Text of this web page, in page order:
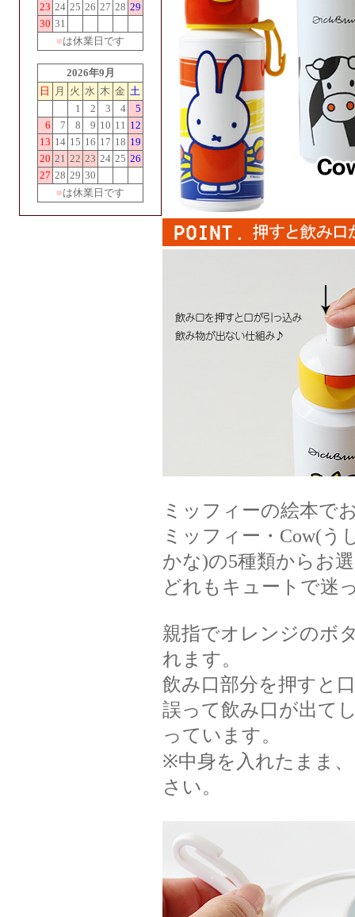
23 24 25 26 27 28 29
30 31
■は休業日です
2026年9月
日
月 火 水 木 金 土
1
2 3 4
5
6
7 8 9 10 11 12
13 14 15 16 17 18 19
20 21 22 23 24 25 26
27 28 29 30
■は休業日です
ミッフィーの絵本で
ミッフィー・Cow(う
かな)の5種類からお
どれもキュートで迷
親指でオレンジのボ
れます。
飲み口部分を押すと
誤って飲み口が出て
っています。
※中身を入れたまま
さい。